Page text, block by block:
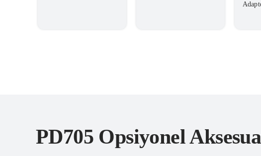
PD705 Opsiyonel